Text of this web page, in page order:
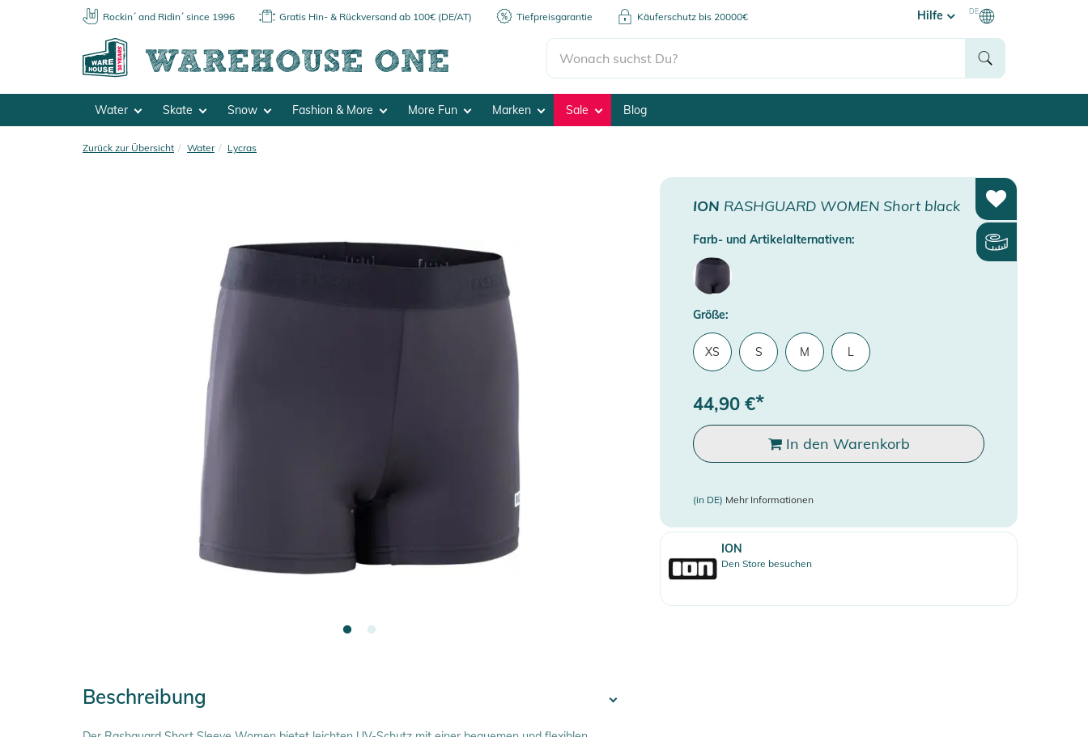
Rockin´ and Ridin´ since 1996 Gratis Hin- & Rückversand ab 100€ (DE/AT) Tiefpreisgarantie Käuferschutz bis 20000€ Hilfe DE
Water Skate Snow Fashion & More More Fun Marken Sale Blog
Zurück zur Übersicht Water Lycras
ION RASHGUARD WOMEN Short black
Farb- und Artikelalternativen:
Größe:
XS S M L
44,90 €*
In den Warenkorb
(in DE) Mehr Informationen
ION
Den Store besuchen
Beschreibung